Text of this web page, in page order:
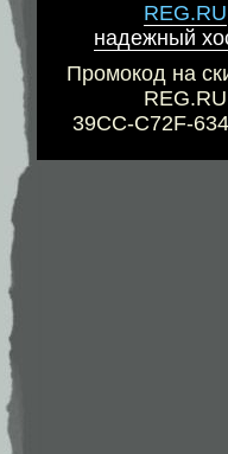
REG.RU
надежный
Промокод на
REG.RU
39CC-C72F-